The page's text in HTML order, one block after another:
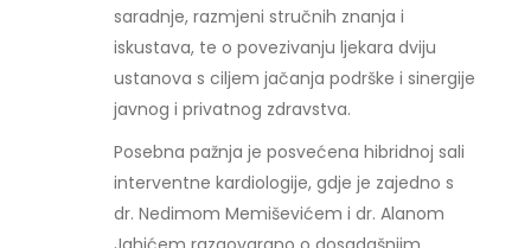
saradnje, razmjeni stručnih znanja i
iskustava, te o povezivanju ljekara dviju
ustanova s ciljem jačanja podrške i sinergije
javnog i privatnog zdravstva.
Posebna pažnja je posvećena hibridnoj sali
interventne kardiologije, gdje je zajedno s
dr. Nedimom Memiševićem i dr. Alanom